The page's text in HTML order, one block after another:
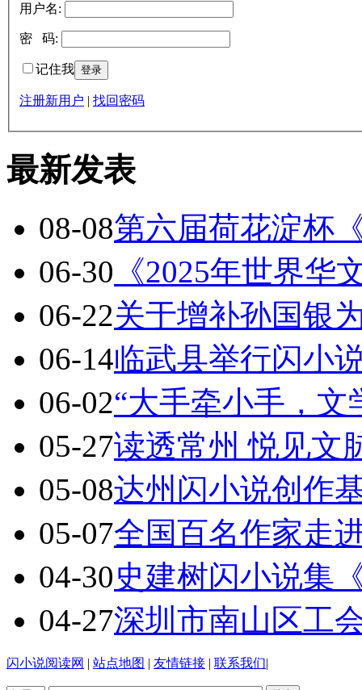
用户名:
密 码:
记住我
注册新用户 | 找回密码
最新发表
08-08第六届荷花淀杯
06-30 《2025年世界华
06-22关于增补孙国银
06-14临武县举行闪小
06-02“大手牵小手，
05-27读透常州 悦见
05-08达州闪小说创作
05-07全国百名作家走
04-30史建树闪小说集
04-27深圳市南山区工
闪小说阅读网 | 站点地图 | 友情链接 | 联系我们|